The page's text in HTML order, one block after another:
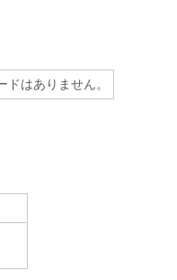
はありません。